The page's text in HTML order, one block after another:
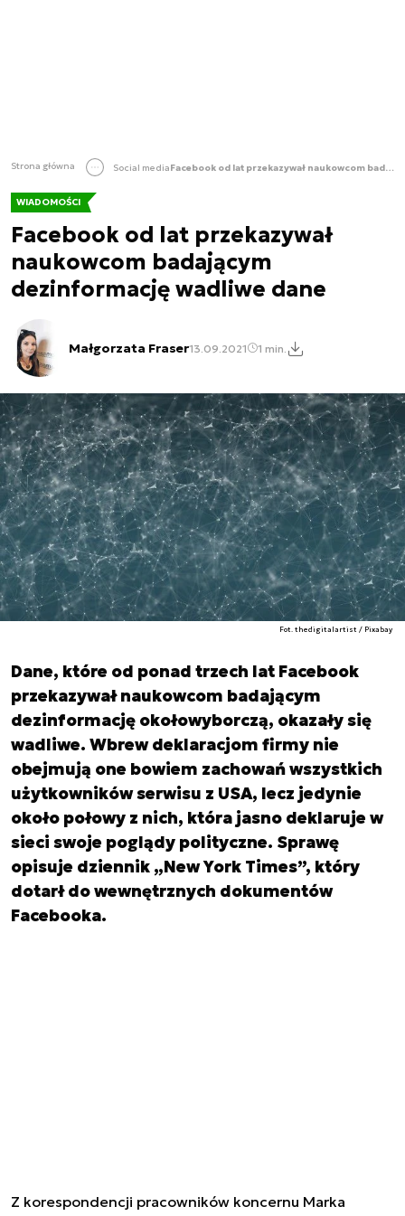
Strona główna Social media Facebook od lat przekazywał naukowcom badającym dezinformację wadliwe dane
WIADOMOŚCI
Facebook od lat przekazywał
naukowcom badającym
dezinformację wadliwe dane
Małgorzata Fraser13.09.2021 1 min.
Fot. thedigitalartist / Pixabay
Dane, które od ponad trzech lat Facebook
przekazywał naukowcom badającym
dezinformację okołowyborczą, okazały się
wadliwe. Wbrew deklaracjom firmy nie
obejmują one bowiem zachowań wszystkich
użytkowników serwisu z USA, lecz jedynie
około połowy z nich, która jasno deklaruje w
sieci swoje poglądy polityczne. Sprawę
opisuje dziennik „New York Times”, który
dotarł do wewnętrznych dokumentów
Facebooka.
Z korespondencji pracowników koncernu Marka